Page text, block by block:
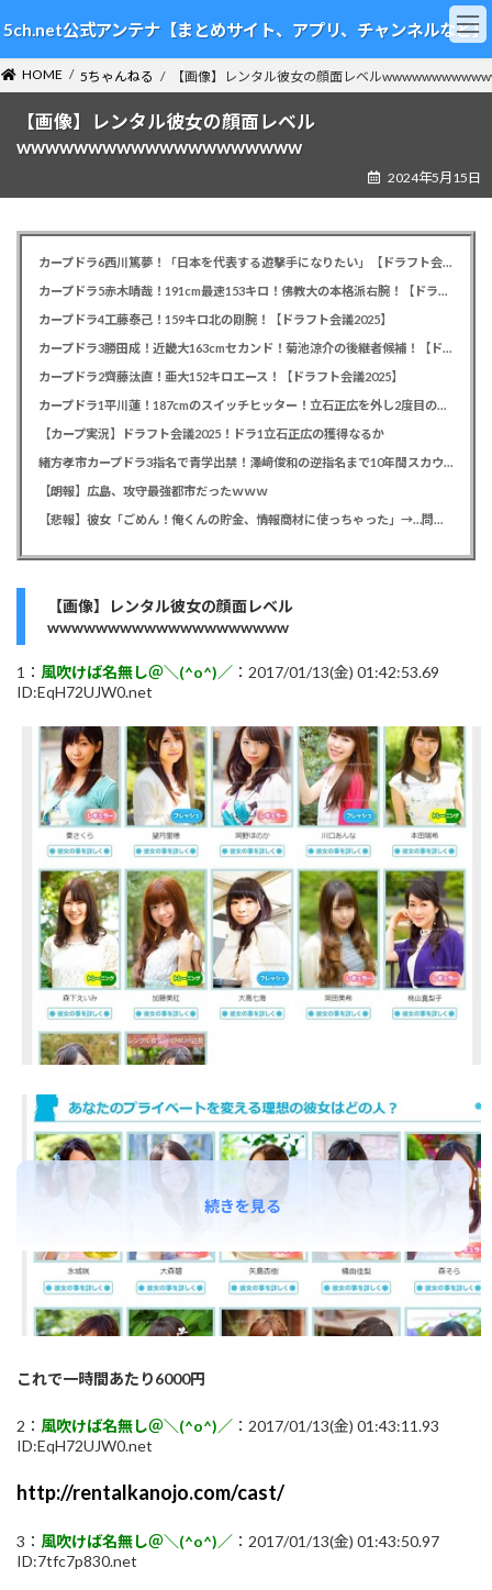
ン
テ
ン
ツ
ビ
ゲ
ー
シ
5ch.net公式アンテナ【まとめサイト、アプリ、チャンネルなど】
HOME 5ちゃんねる 【画像】レンタル彼女の顔面レベル
【画像】レンタル彼女の顔面レベル
wwwwwwwwwwwwwwwwwwww
2024年5月15日
カープドラ6西川篤夢！「日本を代表する遊撃手になりたい」【ドラフト会議2025】
カープドラ5赤木晴哉！191cm最速153キロ！佛教大の本格派右腕！【ドラフト会議2025】
カープドラ4工藤泰己！159キロ北の剛腕！【ドラフト会議2025】
カープドラ3勝田成！近畿大163cmセカンド！菊池涼介の後継者候補！【ドラフト会議2025】
カープドラ2齊藤汰直！亜大152キロエース！【ドラフト会議2025】
カープドラ1平川蓮！187cmのスイッチヒッター！立石正広を外し2度目の重複も新井監督がクジを引き当てる！【ドラフト会議2025】
【カープ実況】ドラフト会議2025！ドラ1立石正広の獲得なるか
緒方孝市カープドラ3指名で青学出禁！澤﨑俊和の逆指名まで10年間スカウト出禁
【朗報】広島、攻守最強都市だったｗｗｗ
【悲報】彼女「ごめん！俺くんの貯金、情報商材に使っちゃった」→…問い詰めたらギャン泣きされたんだが俺が悪いのか？
【画像】レンタル彼女の顔面レベル
wwwwwwwwwwwwwwwwwwww
1： 風吹けば名無し＠＼(^o^)／ ：2017/01/13(金) 01:42:53.69
ID:EqH72UJW0.net
これで一時間あたり6000円
2： 風吹けば名無し＠＼(^o^)／ ：2017/01/13(金) 01:43:11.93
ID:EqH72UJW0.net
http://rentalkanojo.com/cast/
3： 風吹けば名無し＠＼(^o^)／ ：2017/01/13(金) 01:43:50.97
ID:7tfc7p830.net
続きを見る